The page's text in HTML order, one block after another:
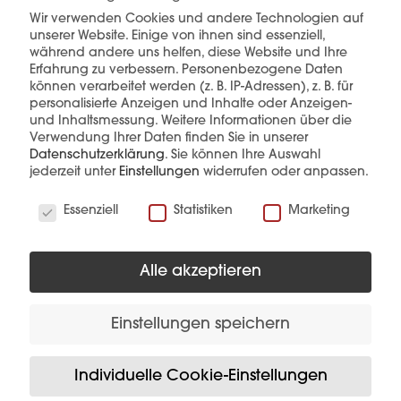
mehr erfahren
Diese Produkte könnten Sie auch
Wir verwenden Cookies und andere Technologien auf
unserer Website. Einige von ihnen sind essenziell,
während andere uns helfen, diese Website und Ihre
Erfahrung zu verbessern. Personenbezogene Daten
können verarbeitet werden (z. B. IP-Adressen), z. B. für
personalisierte Anzeigen und Inhalte oder Anzeigen-
und Inhaltsmessung. Weitere Informationen über die
Verwendung Ihrer Daten finden Sie in unserer
Datenschutzerklärung. Sie können Ihre Auswahl
jederzeit unter Einstellungen widerrufen oder anpassen.
Essenziell
Statistiken Marketing
Alle akzeptieren
Einstellungen speichern
Individuelle Cookie-Einstellungen